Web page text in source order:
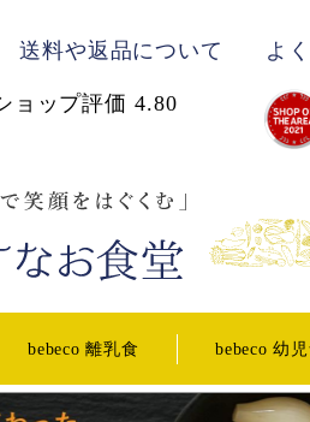
送料や返品について よ
ョップ評価 4.80
bebeco 離乳食 bebeco 幼